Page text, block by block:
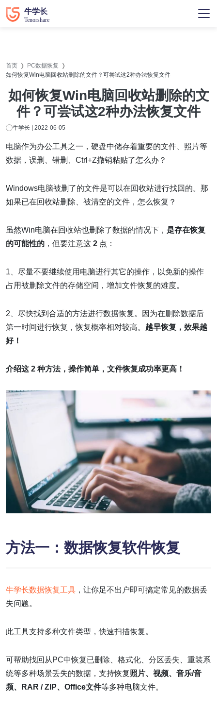
首页
PC数据恢复
如何恢复Win电脑回收站删除的文件？可尝试这2种办法恢复文件
如何恢复Win电脑回收站删除的文
件？可尝试这2种办法恢复文件
牛学长 | 2022-06-05
电脑作为办公工具之一，硬盘中储存着重要的文件、照片等
数据，误删、错删、Ctrl+Z撤销粘贴了怎么办？
Windows电脑被删了的文件是可以在回收站进行找回的。那
如果已在回收站删除、被清空的文件，怎么恢复？
虽然Win电脑在回收站也删除了数据的情况下， 是存在恢复
的可能性的 ，但要注意这 2 点：
1、尽量不要继续使用电脑进行其它的操作，以免新的操作
占用被删除文件的存储空间，增加文件恢复的难度。
2、尽快找到合适的方法进行数据恢复。因为在删除数据后
第一时间进行恢复，恢复概率相对较高。 越早恢复，效果越
好！
介绍这 2 种方法，操作简单，文件恢复成功率更高！
方法一：数据恢复软件恢复
牛学长数据恢复工具 ，让你足不出户即可搞定常见的数据丢
失问题。
此工具支持多种文件类型，快速扫描恢复。
可帮助找回从PC中恢复已删除、格式化、分区丢失、重装系
统等多种场景丢失的数据，支持恢复照片、视频、音乐/音
频、RAR / ZIP、Office文件等多种电脑文件。